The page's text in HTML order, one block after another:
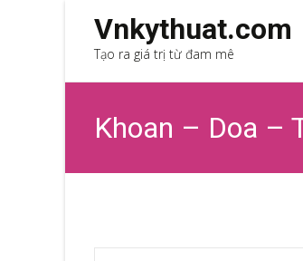
Vnkythuat.com
Tạo ra giá trị từ đam mê
Khoan – Doa –